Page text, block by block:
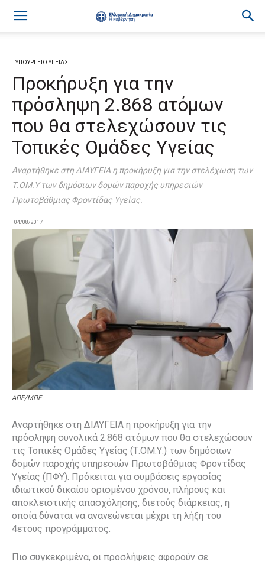
ΥΠΟΥΡΓΕΙΟ ΥΓΕΙΑΣ
Προκήρυξη για την
πρόσληψη 2.868 ατόμων
που θα στελεχώσουν τις
Τοπικές Ομάδες Υγείας
Αναρτήθηκε στη ΔΙΑΥΓΕΙΑ η προκήρυξη για την στελέχωση των
Τ.ΟΜ.Υ των δημόσιων δομών παροχής υπηρεσιών
Πρωτοβάθμιας Φροντίδας Υγείας.
04/08/2017
ΑΠΕ/ΜΠΕ
Αναρτήθηκε στη ΔΙΑΥΓΕΙΑ η προκήρυξη για την
πρόσληψη συνολικά 2.868 ατόμων που θα στελεχώσουν
τις Τοπικές Ομάδες Υγείας (Τ.ΟΜ.Υ.) των δημόσιων
δομών παροχής υπηρεσιών Πρωτοβάθμιας Φροντίδας
Υγείας (ΠΦΥ). Πρόκειται για συμβάσεις εργασίας
ιδιωτικού δικαίου ορισμένου χρόνου, πλήρους και
αποκλειστικής απασχόλησης, διετούς διάρκειας, η
οποία δύναται να ανανεώνεται μέχρι τη λήξη του
4ετους προγράμματος.
Πιο συγκεκριμένα, οι προσλήψεις αφορούν σε